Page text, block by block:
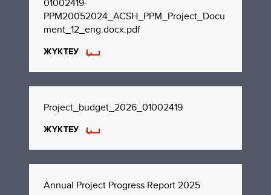
PPM20052024_ACSH_PPM_Project_Docu
ment_12_eng.docx.pdf
ЖҮКТЕУ
Project_budget_2026_01002419
ЖҮКТЕУ
Annual Project Progress Report 2025